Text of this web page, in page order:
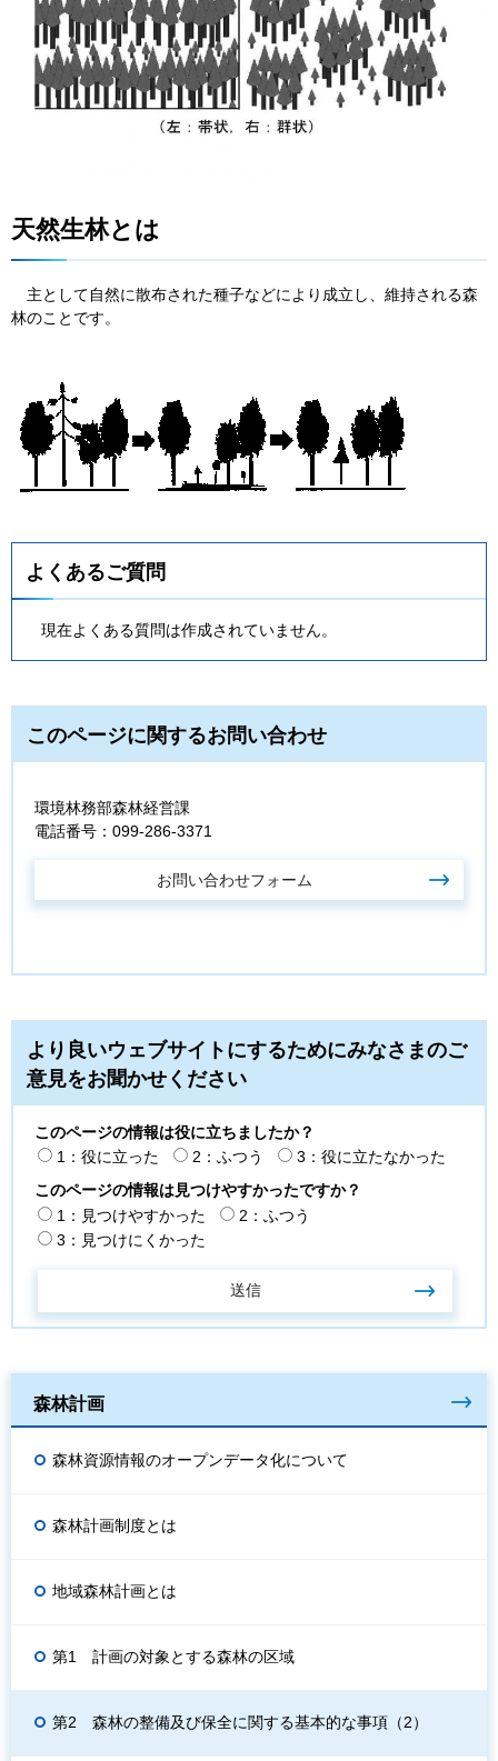
天然生林とは
主として自然に散布された種子などにより成立し、維持される森
林のことです。
よくあるご質問
現在よくある質問は作成されていません。
このページに関するお問い合わせ
環境林務部森林経営課
電話番号：099-286-3371
より良いウェブサイトにするためにみなさまのご
意見をお聞かせください
このページの情報は役に立ちましたか？
1：役に立った
2：ふつう
3：役に立たなかった
このページの情報は見つけやすかったですか？
1：見つけやすかった
2：ふつう
3：見つけにくかった
森林計画
森林資源情報のオープンデータ化について
森林計画制度とは
地域森林計画とは
第1 計画の対象とする森林の区域
第2 森林の整備及び保全に関する基本的な事項（2）